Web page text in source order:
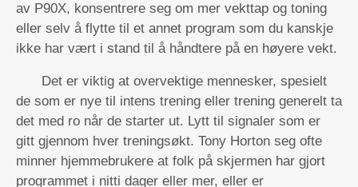
av P90X, konsentrere seg om mer vekttap og toning
eller selv å flytte til et annet program som du kanskje
ikke har vært i stand til å håndtere på en høyere vekt.
Det er viktig at overvektige mennesker, spesielt
de som er nye til intens trening eller trening generelt ta
det med ro når de starter ut. Lytt til signaler som er
gitt gjennom hver treningsøkt. Tony Horton seg ofte
minner hjemmebrukere at folk på skjermen har gjort
programmet i nitti dager eller mer, eller er